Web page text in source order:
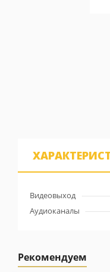
Видеовыход
Аудиоканалы
Рекомендуем